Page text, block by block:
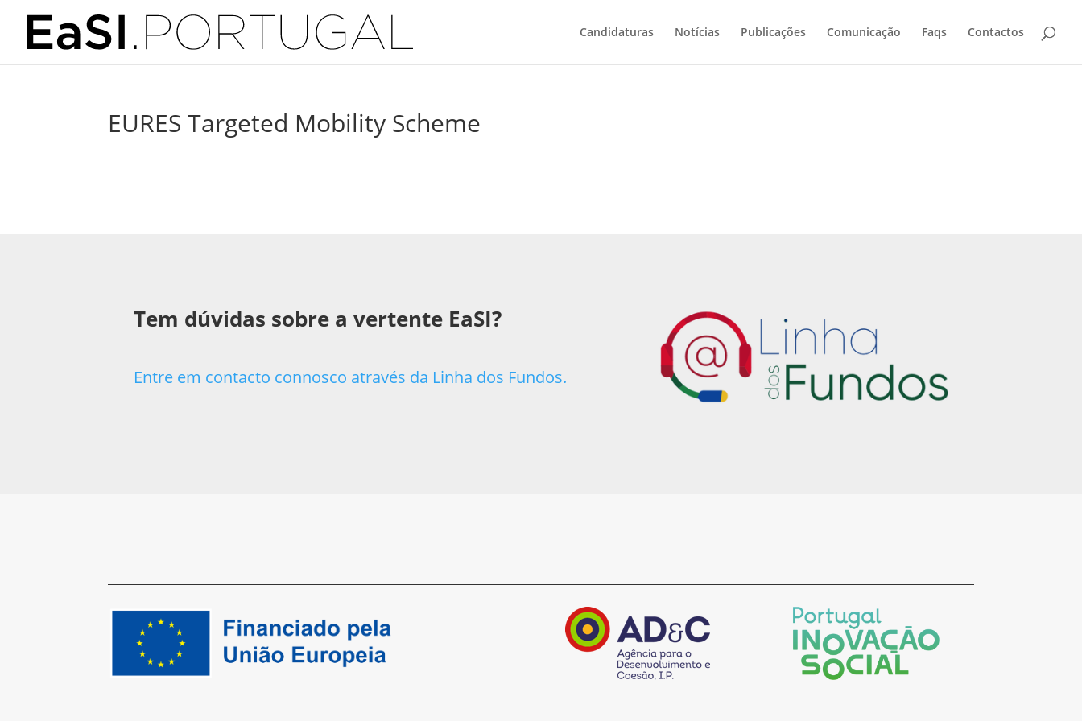
Candidaturas Notícias Publicações Comunicação Faqs Contactos
EURES Targeted Mobility Scheme
Tem dúvidas sobre a vertente EaSI?
Entre em contacto connosco através da Linha dos Fundos.